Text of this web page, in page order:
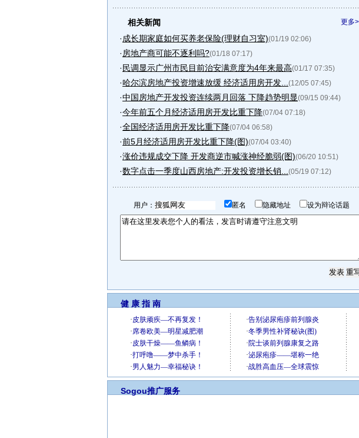
更多
相关新闻
·成长期家庭如何买养老保险(理财自习室)(01/19 02:06)
· 房地产商可能不逐利吗?(01/18 07:17)
· 民调显示广州市民目前治安满意度为4年来最高(01/17 07:35)
·哈尔滨房地产投资增速放缓 经济适用房开发... (12/05 07:45)
·中国房地产开发投资连续两月回落 下降趋势明显(09/15 09:44)
·今年前五个月经济适用房开发比重下降(07/04 07:18)
·全国经济适用房开发比重下降(07/04 06:58)
·前5月经济适用房开发比重下降(图)(07/04 03:40)
·涨价违规成交下降 开发商逆市喊涨神经脆弱(图)(06/20 10:51)
·数字点击一季度山西房地产:开发投资增长销... (05/19 07:12)
用户： 匿名 隐藏地址 设为辩论话题
健 康 指 南
Sogou推广服务